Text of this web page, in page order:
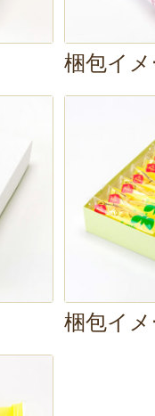
梱包イ
梱包イ